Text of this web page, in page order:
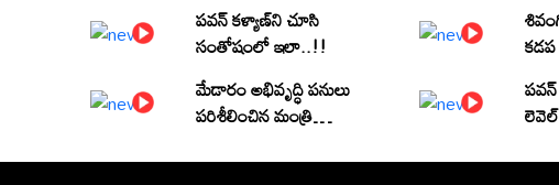
పవన్ కళ్యాణ్‌ని చూసి
సంతోషంలో ఇలా..!!
మేడారం అభివృద్ధి పనులు
పరిశీలించిన మంత్రి